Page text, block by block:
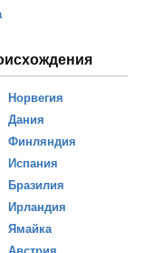
Норвегия
Дания
Финляндия
Испания
Бразилия
Ирландия
Ямайка